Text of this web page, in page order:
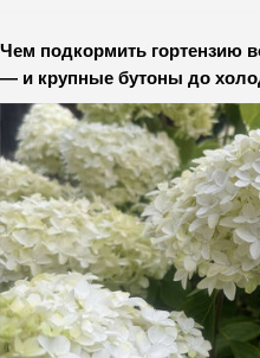
Чем подкормить гортензию
— и крупные бутоны до